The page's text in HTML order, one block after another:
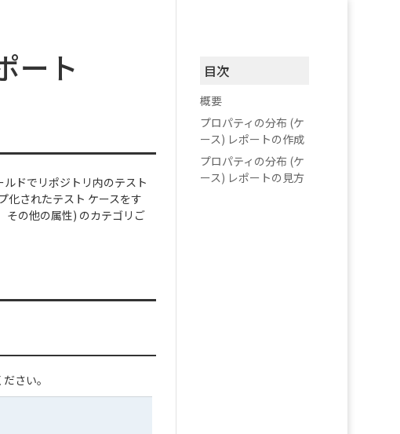
ート
ドでリポジトリ内のテスト
化されたテスト ケースをす
その他の属性) のカテゴリご
さい。
目次
概要
プロパティの分布 (ケ
ース) レポートの作成
プロパティの分布 (ケ
ース) レポートの見方